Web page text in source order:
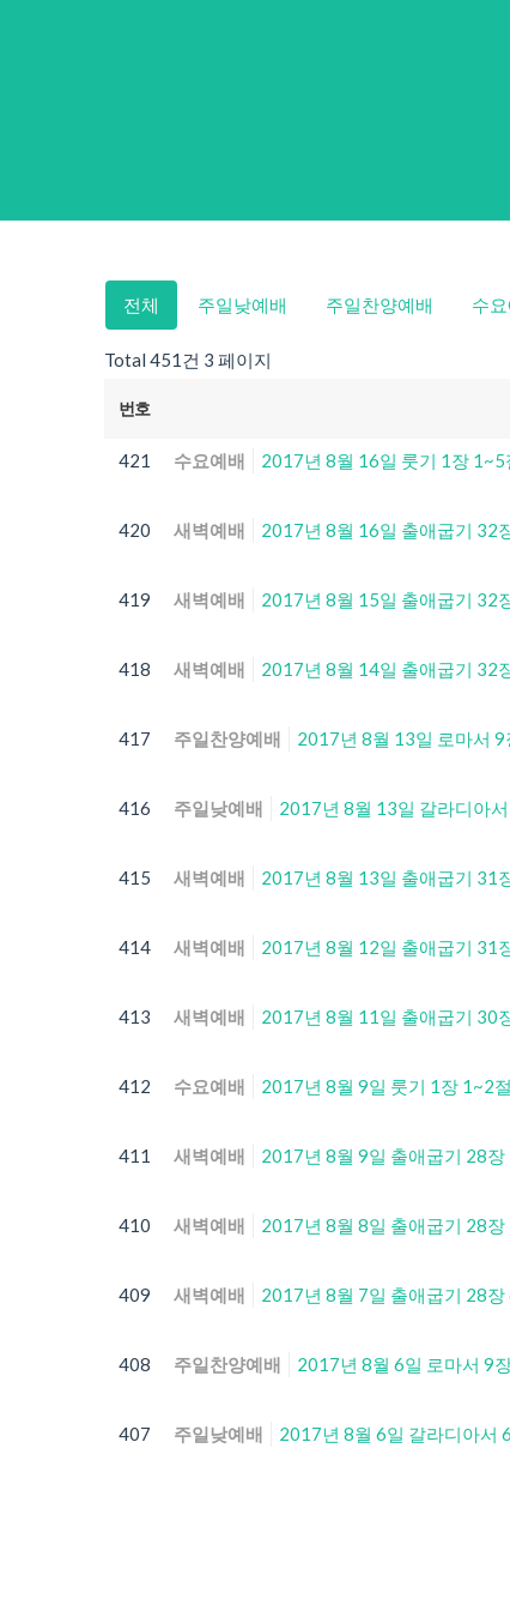
전체 주일낮예배 주일찬양예배 수
Total 451건 3 페이지
번호
421 수요예배 2017년 8월 16일 룻기 1장 1~5
420 새벽예배 2017년 8월 16일 출애굽기 32
419 새벽예배 2017년 8월 15일 출애굽기 32
418 새벽예배 2017년 8월 14일 출애굽기 32
417 주일찬양예배 2017년 8월 13일 로마서 9
416 주일낮예배 2017년 8월 13일 갈라디아
415 새벽예배 2017년 8월 13일 출애굽기 31
414 새벽예배 2017년 8월 12일 출애굽기 31
413 새벽예배 2017년 8월 11일 출애굽기 30
412 수요예배 2017년 8월 9일 룻기 1장 1~2절
411 새벽예배 2017년 8월 9일 출애굽기 28
410 새벽예배 2017년 8월 8일 출애굽기 28
409 새벽예배 2017년 8월 7일 출애굽기 28
408 주일찬양예배 2017년 8월 6일 로마서 9
407 주일낮예배 2017년 8월 6일 갈라디아서